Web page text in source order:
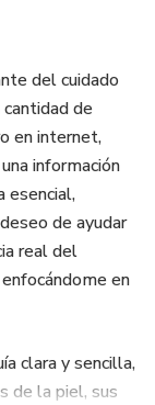
del cuidado
de
en internet,
información
esencial,
de ayudar
real del
en
clara y sencilla,
de la piel, sus